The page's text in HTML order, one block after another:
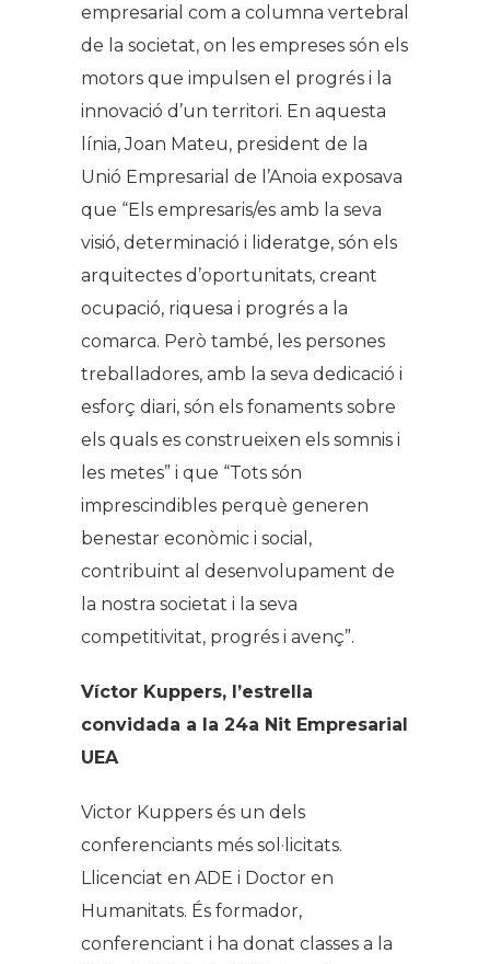
empresarial com a columna vertebral
de la societat, on les empreses són els
motors que impulsen el progrés i la
innovació d’un territori. En aquesta
línia, Joan Mateu, president de la
Unió Empresarial de l’Anoia exposava
que “Els empresaris/es amb la seva
visió, determinació i lideratge, són els
arquitectes d’oportunitats, creant
ocupació, riquesa i progrés a la
comarca. Però també, les persones
treballadores, amb la seva dedicació i
esforç diari, són els fonaments sobre
els quals es construeixen els somnis i
les metes” i que “Tots són
imprescindibles perquè generen
benestar econòmic i social,
contribuint al desenvolupament de
la nostra societat i la seva
competitivitat, progrés i avenç”.
Víctor Kuppers, l’estrella
convidada a la 24a Nit Empresarial
UEA
Victor Kuppers és un dels
conferenciants més sol·licitats.
Llicenciat en ADE i Doctor en
Humanitats. És formador,
conferenciant i ha donat classes a la